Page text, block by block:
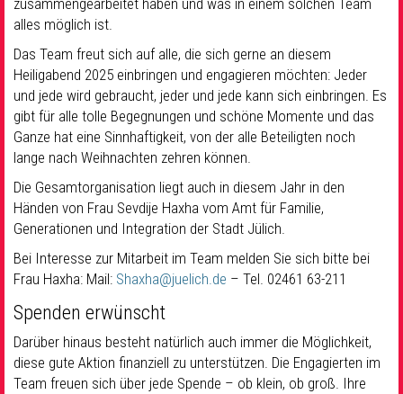
zusammengearbeitet haben und was in einem solchen Team
alles möglich ist.
Das Team freut sich auf alle, die sich gerne an diesem
Heiligabend 2025 einbringen und engagieren möchten: Jeder
und jede wird gebraucht, jeder und jede kann sich einbringen. Es
gibt für alle tolle Begegnungen und schöne Momente und das
Ganze hat eine Sinnhaftigkeit, von der alle Beteiligten noch
lange nach Weihnachten zehren können.
Die Gesamtorganisation liegt auch in diesem Jahr in den
Händen von Frau Sevdije Haxha vom Amt für Familie,
Generationen und Integration der Stadt Jülich.
Bei Interesse zur Mitarbeit im Team melden Sie sich bitte bei
Frau Haxha: Mail: Shaxha@juelich.de – Tel. 02461 63-211
Spenden erwünscht
Darüber hinaus besteht natürlich auch immer die Möglichkeit,
diese gute Aktion finanziell zu unterstützen. Die Engagierten im
Team freuen sich über jede Spende – ob klein, ob groß. Ihre